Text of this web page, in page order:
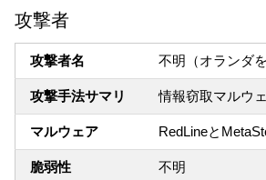
攻撃者
攻撃者名 不明（オランダ
攻撃手法サマリ 情報窃取マルウ
マルウェア RedLineと
脆弱性 不明